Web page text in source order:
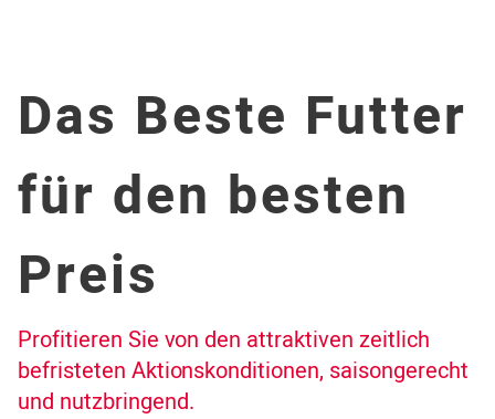
Das Beste Futter
für den besten
Preis
Profitieren Sie von den attraktiven zeitlich
befristeten Aktionskonditionen, saisongerecht
und nutzbringend.
Worüber möchten Sie informiert werden?